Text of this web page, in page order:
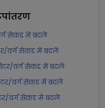
सेकंड में बदलें
वर्ग सेकंड में बदलें
वर्ग सेकंड में बदलें
वर्ग सेकंड में बदलें
वर्ग सेकंड में बदलें